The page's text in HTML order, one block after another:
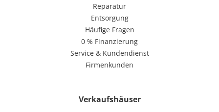
Reparatur
Entsorgung
Häufige Fragen
0 % Finanzierung
Service & Kundendienst
Firmenkunden
Verkaufshäuser